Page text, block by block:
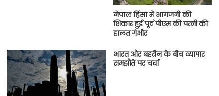
नेपाल हिंसा में आगजनी की
शिकार हुईं पूर्व पीएम की पत्नी की
हालत गंभीर
भारत और बहरीन के बीच व्यापार
समझौते पर चर्चा